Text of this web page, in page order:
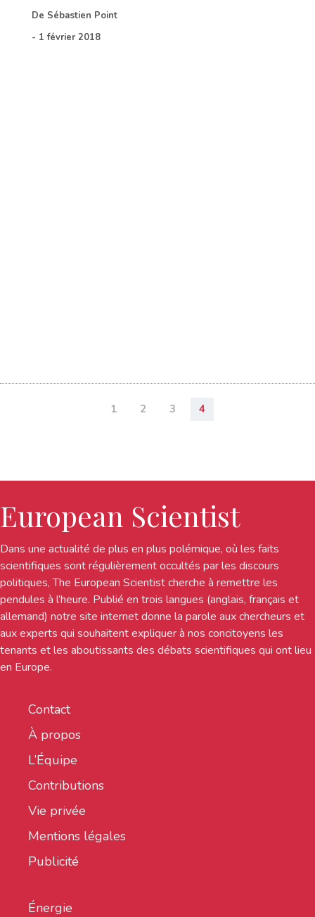
De Sébastien Point
- 1 février 2018
1 2 3 4
European Scientist
Dans une actualité de plus en plus polémique, où les faits
scientifiques sont régulièrement occultés par les discours
politiques, The European Scientist cherche à remettre les
pendules à l’heure. Publié en trois langues (anglais, français et
allemand) notre site internet donne la parole aux chercheurs et
aux experts qui souhaitent expliquer à nos concitoyens les
tenants et les aboutissants des débats scientifiques qui ont lieu
en Europe.
Contact
À propos
L’Équipe
Contributions
Vie privée
Mentions légales
Publicité
Énergie